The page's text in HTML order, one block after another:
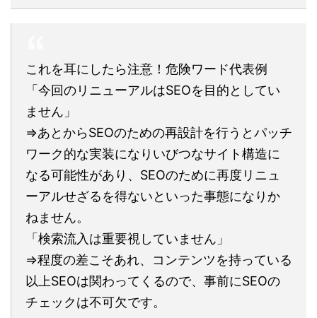
これを耳にしたら注意！危険ワード代表例
「今回のリニューアルはSEOを目的としてい
ません」
⇒あとからSEOのための再設計を行うとパッチ
ワーク的な実装になりいびつなサイト構造に
なる可能性があり、SEOのために再度リニュ
ーアルせざるを得ないといった事態になりか
ねません。
「検索流入は重要視していません」
⇒程度の差こそあれ、コンテンツを持っている
以上SEOは関わってくるので、事前にSEOの
チェックは不可欠です。